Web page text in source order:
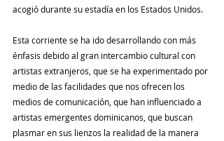
acogió durante su estadía en los Estados Unidos.
Esta corriente se ha ido desarrollando con más
énfasis debido al gran intercambio cultural con
artistas extranjeros, que se ha experimentado por
medio de las facilidades que nos ofrecen los
medios de comunicación, que han influenciado a
artistas emergentes dominicanos, que buscan
plasmar en sus lienzos la realidad de la manera